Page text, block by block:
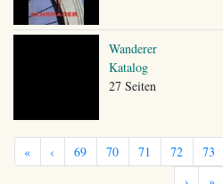
Wanderer
Katalog
27 Seiten
« ‹ 69 70 71 72 73
›
»